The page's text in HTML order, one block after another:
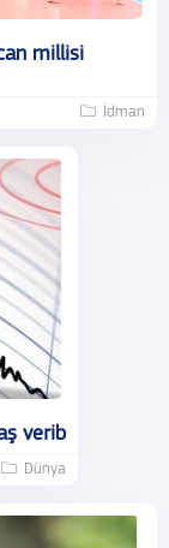
millisi
İdman
verib
Dünya